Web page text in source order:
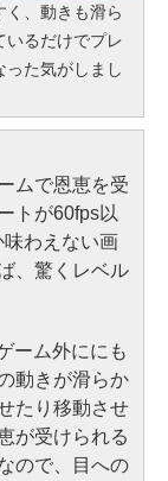
く、動きも滑ら
いるだけでプレ
った気がしまし
ムで恩恵を受
トが60fps以
味わえない画
、驚くレベル
ーム外ににも
動きが滑らか
たり移動させ
が受けられる
ので、目への